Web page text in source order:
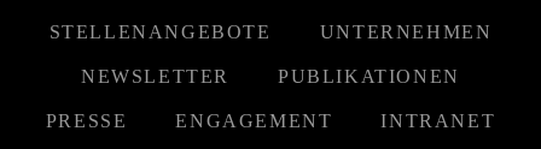
STELLENANGEBOTE UNTERNEHMEN
NEWSLETTER PUBLIKATIONEN
PRESSE ENGAGEMENT INTRANET